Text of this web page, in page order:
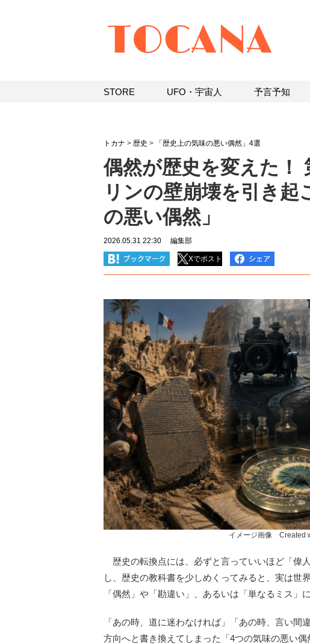
トカナ > 歴史 > 「歴史上の気味の悪い偶然」4選
偶然が歴史を変えた！
リンの壁崩壊を引き起
の悪い偶然」
2026.05.31 22:30 編集部
Xでポスト
イメージ画像 Created
歴史の転換点には、必ずと言っていいほど「偉
し、歴史の教科書を少しめくってみると、実は世
「偶然」や「勘違い」、あるいは「単なるミス」
「あの時、道に迷わなければ」「あの時、言い
方向へと書き換えてしまった「4つの気味の悪い偶
STORE UFO・宇宙人 予言予知